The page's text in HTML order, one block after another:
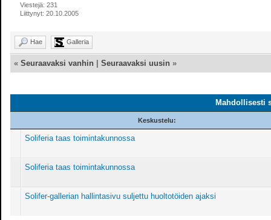
Viestejä: 231
Liittynyt: 20.10.2005
Hae Galleria
«Seuraavaksi vanhin |Seuraavaksi uusin »
Mahdollisesti
Keskustelu:
Soliferia taas toimintakunnossa
Soliferia taas toimintakunnossa
Solifer-gallerian hallintasivu suljettu huoltotöiden ajaksi